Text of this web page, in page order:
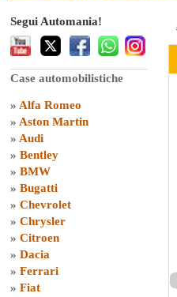
Segui Automania!
Case automobilistiche
» Alfa Romeo
» Aston Martin
» Audi
» Bentley
» BMW
» Bugatti
» Chevrolet
» Chrysler
» Citroen
» Dacia
» Ferrari
» Fiat